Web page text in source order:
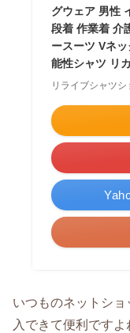
グウェア 男性
段着 作業着 介
ースーツ Vネ
能性シャツ リ
リライブシャツ
いつものネットシ
入できて便利ですよ